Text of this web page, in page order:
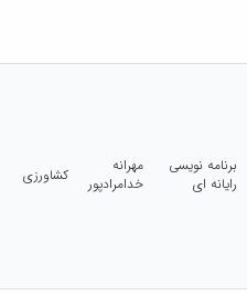
برنامه نویسی
رایانه ای
مهرانه
خدامرادپور
کشاورزی